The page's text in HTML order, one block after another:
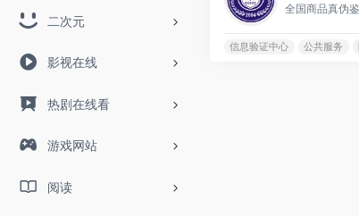
二次元
影视在线
热剧在线看
游戏网站
阅读
信息验证中心 公共服务